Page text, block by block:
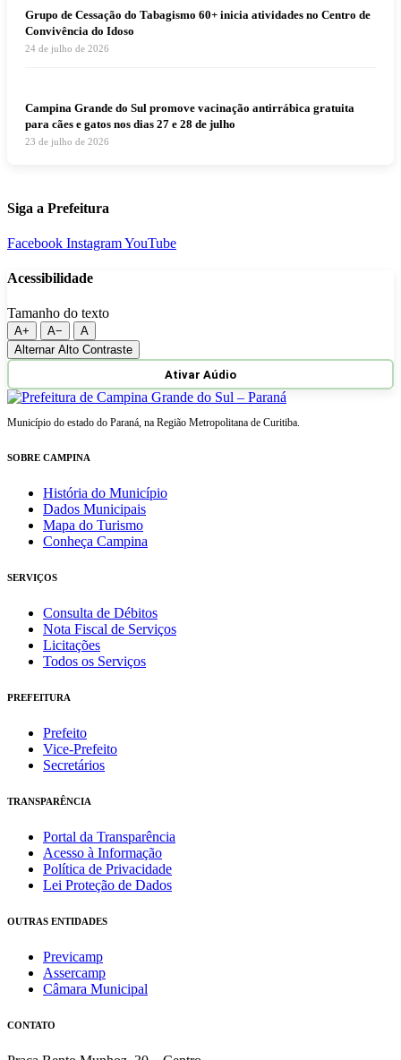
Grupo de Cessação do Tabagismo 60+ inicia atividades no Centro de
Convivência do Idoso
24 de julho de 2026
Campina Grande do Sul promove vacinação antirrábica gratuita
para cães e gatos nos dias 27 e 28 de julho
23 de julho de 2026
Siga a Prefeitura
Facebook InstagramYouTube
Acessibilidade
Tamanho do texto
A+ A−
A
Alternar Alto Contraste
Ativar Aúdio
Município do estado do Paraná, na Região Metropolitana de Curitiba.
SOBRE CAMPINA
História do Município
Dados Municipais
Mapa do Turismo
Conheça Campina
SERVIÇOS
Consulta de Débitos
Nota Fiscal de Serviços
Licitações
Todos os Serviços
PREFEITURA
Prefeito
Vice-Prefeito
Secretários
TRANSPARÊNCIA
Portal da Transparência
Acesso à Informação
Política de Privacidade
Lei Proteção de Dados
OUTRAS ENTIDADES
Previcamp
Assercamp
Câmara Municipal
CONTATO